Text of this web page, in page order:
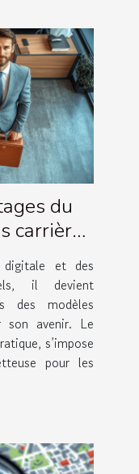
du
carrières
et des
il devient
des modèles
son avenir. Le
s’impose
pour les